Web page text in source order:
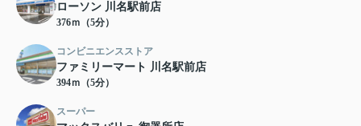
ローソン 川名駅前店
376ｍ（5分）
コンビニエンスストア
ファミリーマート 川名駅前店
394ｍ（5分）
スーパー